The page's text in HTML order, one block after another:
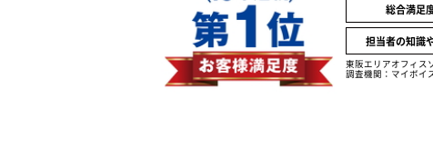
総合満足
担当者の知識
東阪エリアオフィス
調査機関：マイボイ